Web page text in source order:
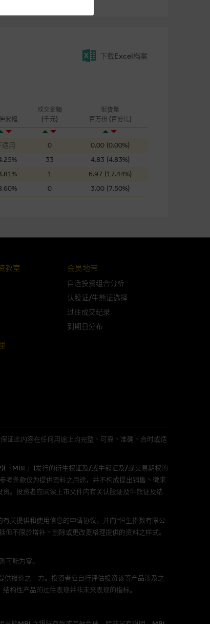
下载Excel档案
波幅
成交金额
(千元)
街货量
百万份 (百分比)
适用 0
0.00 (0.00%)
33
4.83 (4.83%)
1
6.97 (17.44%)
0 3.00 (7.50%)
见丶预测及其他资料可
报将来会实现。过去业
法律及/或法规所规定。
集团所准备的资料编制
容，或任何与本网站相
。过往表现并不反映未
(i) N类牛熊证投资者会
。麦格理集团对此等网
何声明。麦格理集团建
知识产权。
属於第三者)而出现电脑
基本上市文件及相关之
意前，不可复制丶改编
教室 会员地带
自选投资组合分析
认股证/牛熊证选择
过往成交纪录
到期日分布
此内容在任何用途上均完整丶可靠丶准确丶合时或适
MBL」)发行的衍生权证及/或牛熊证及/或交易期权的
考条款仅为提供资料之用途，并不构成提出销售丶徵求
。投资者应阅读上市文件内有关认股证及牛熊证及结
关提供和使用信息的申请协议，并向“恒生指数有限公
不限於增补丶删除或更改麦格理提供的资料之样式。
能为零。
报价之一方。投资者应自行评估投资该等产品涉及之
构性产品的过往表现并非未来表现的指标。